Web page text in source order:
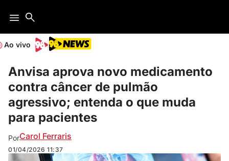
Ao vivo
Anvisa aprova novo medicamento
contra câncer de pulmão
agressivo; entenda o que muda
para pacientes
PorCarol Ferraris
01/04/2026 11:37